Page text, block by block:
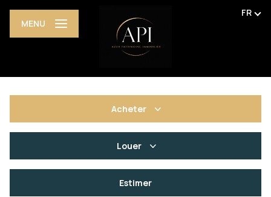
FR
MENU
Acheter
De l'immo pro
Louer
Estimer